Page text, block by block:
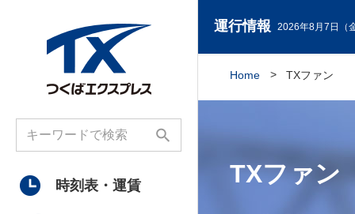
時刻表・ 運賃
運行情報 2026年8月7日（
Home TXファン
TXファン